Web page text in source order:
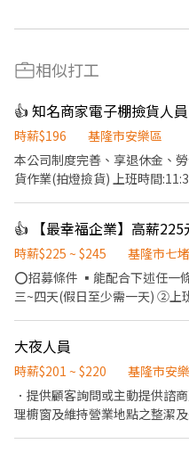
相似打工
時薪$196
基隆市安樂區
本公司制度完善、享退休金、
貨作業(拍燈撿貨) 上班
時薪$225 ~ $245
基隆市七
⭕招募條件 ▪能配合下述任一
三~四天(假日至少需一天) ②上
額→收銀結帳 等 ▪內場 商品
點→餐具清洗→庫存盤點、出貨 等 ⭕獎金福利 ▪不定期活
獎金 ▪整體業績達成率之績效
元不等 ▪加班費5分鐘為單位計算 ⭕企業魅力 ▪「以人為本
大夜人員
時薪$201 ~ $220
基隆市安
．提供顧客詢問或主動提供諮
理櫥窗及維持營業地點之整潔